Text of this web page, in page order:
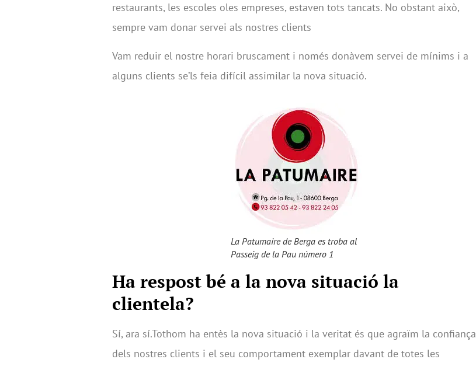
restaurants, les escoles oles empreses, estaven tots tancats. No obstant això,
sempre vam donar servei als nostres clients
Vam reduir el nostre horari bruscament i només donàvem servei de mínims i a
alguns clients se’ls feia difícil assimilar la nova situació.
La Patumaire de Berga es troba al
Passeig de la Pau número 1
Ha respost bé a la nova situació la
clientela?
Sí, ara sí.Tothom ha entès la nova situació i la veritat és que agraïm la confiança
dels nostres clients i el seu comportament exemplar davant de totes les